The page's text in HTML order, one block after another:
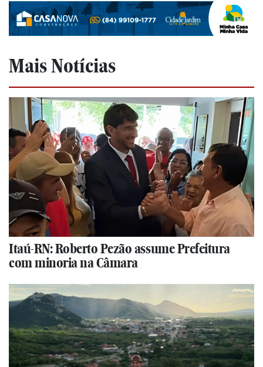
Mais Notícias
Itaú-RN: Roberto Pezão assume Prefeitura
com minoria na Câmara